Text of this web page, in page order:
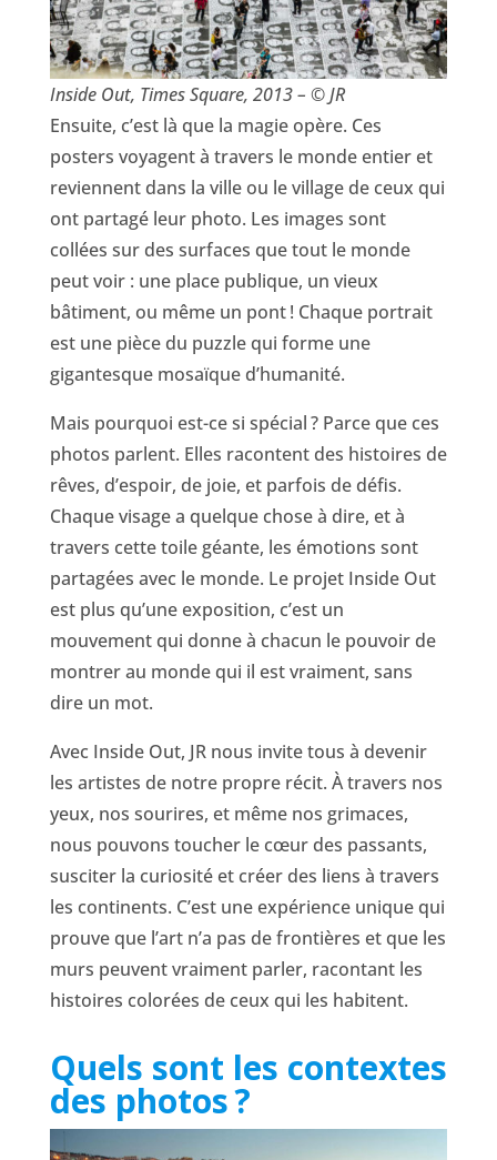
Inside Out, Times Square, 2013 – © JR
Ensuite, c’est là que la magie opère. Ces
posters voyagent à travers le monde entier et
reviennent dans la ville ou le village de ceux qui
ont partagé leur photo. Les images sont
collées sur des surfaces que tout le monde
peut voir : une place publique, un vieux
bâtiment, ou même un pont ! Chaque portrait
est une pièce du puzzle qui forme une
gigantesque mosaïque d’humanité.
Mais pourquoi est-ce si spécial ? Parce que ces
photos parlent. Elles racontent des histoires de
rêves, d’espoir, de joie, et parfois de défis.
Chaque visage a quelque chose à dire, et à
travers cette toile géante, les émotions sont
partagées avec le monde. Le projet Inside Out
est plus qu’une exposition, c’est un
mouvement qui donne à chacun le pouvoir de
montrer au monde qui il est vraiment, sans
dire un mot.
Avec Inside Out, JR nous invite tous à devenir
les artistes de notre propre récit. À travers nos
yeux, nos sourires, et même nos grimaces,
nous pouvons toucher le cœur des passants,
susciter la curiosité et créer des liens à travers
les continents. C’est une expérience unique qui
prouve que l’art n’a pas de frontières et que les
murs peuvent vraiment parler, racontant les
histoires colorées de ceux qui les habitent.
Quels sont les contextes
des photos ?